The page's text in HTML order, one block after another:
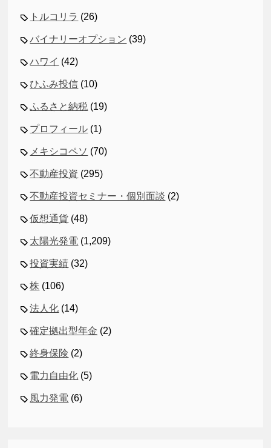
トルコリラ (26)
バイナリーオプション (39)
ハワイ (42)
ひふみ投信 (10)
ふるさと納税 (19)
プロフィール (1)
メキシコペソ (70)
不動産投資 (295)
不動産投資セミナー・個別面談 (2)
仮想通貨 (48)
太陽光発電 (1,209)
投資実績 (32)
株 (106)
法人化 (14)
確定拠出型年金 (2)
終身保険 (2)
電力自由化 (5)
風力発電 (6)